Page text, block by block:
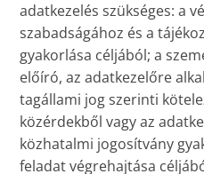
adatkezelés szükséges: a
szabadságához és a
gyakorlása céljából; a
előíró, az adatkezelőre
tagállami jog szerinti
közérdekből vagy az
közhatalmi jogosítvány
feladat végrehajtása